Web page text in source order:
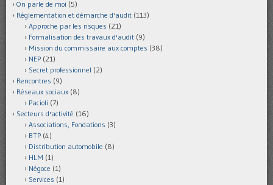
On parle de moi (5)
Réglementation et démarche d'audit (113)
Approche par les risques (21)
Formalisation des travaux d'audit (9)
Mission du commissaire aux comptes (38)
NEP (21)
Secret professionnel (2)
Rencontres (9)
Réseaux sociaux (8)
Pacioli (7)
Secteurs d'activité (16)
Associations, Fondations (3)
BTP (4)
Distribution automobile (8)
HLM (1)
Négoce (1)
Services (1)